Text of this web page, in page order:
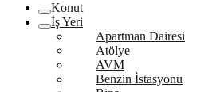
Konut
İş Yeri
Apartman Dairesi
Atölye
AVM
Benzin İstasyonu